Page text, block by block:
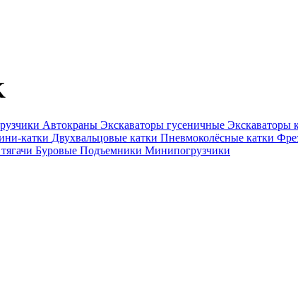
Автокраны Экскаваторы гусеничные Экскаваторы
катки Двухвальцовые катки Пневмоколёсные катки
Буровые Подъемники Минипогрузчики